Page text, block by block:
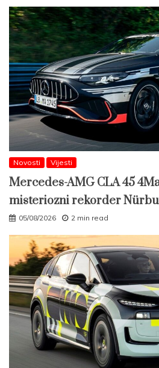
Novosti Vijesti
Mercedes-AMG CLA 45
misteriozni rekorder
05/08/2026 2 min read